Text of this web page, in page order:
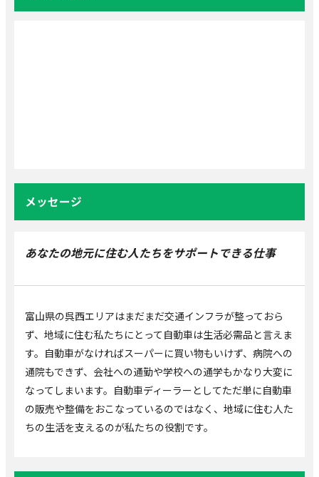
メッセージ
あなたの地元に住む人たちをサポートできる仕事
富山県の呉西エリアはまだまだ交通インフラが整っておら
ず、地域に住む私たちにとって自動車は生活必需品と言えま
す。自動車がなければスーパーに買い物もいけず、病院への
通院もできず、会社への通勤や学校への通学もかなり大変に
なってしまいます。自動車ディーラーとしてただ単に自動車
の販売や整備をおこなっているのではなく、地域に住む人た
ちの生活を支えるのが私たちの役割です。